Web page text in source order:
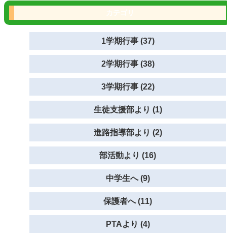
1学期行事 (37)
2学期行事 (38)
3学期行事 (22)
生徒支援部より (1)
進路指導部より (2)
部活動より (16)
中学生へ (9)
保護者へ (11)
PTAより (4)